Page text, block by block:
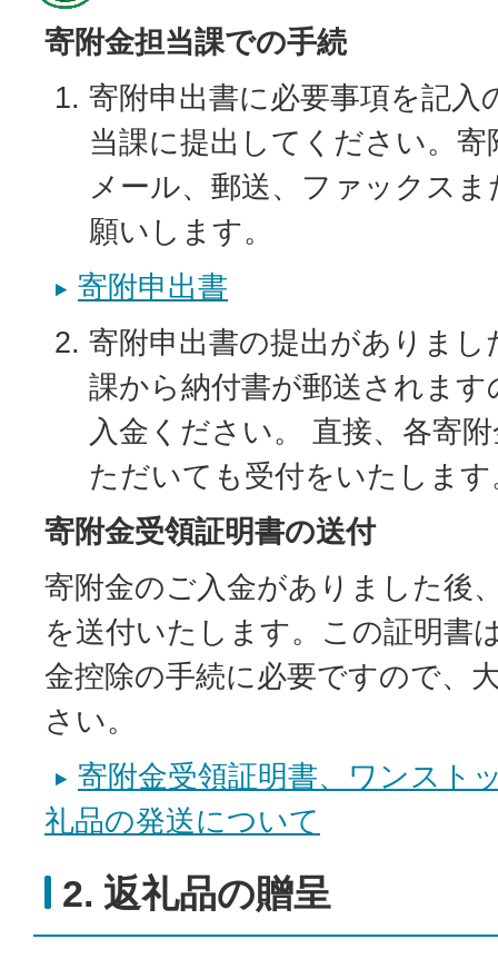
寄附金担当課での手続
寄附申出書に必要事項を記入
当課に提出してください。
メール、郵送、ファックス
願いします。
寄附申出書
寄附申出書の提出がありまし
課から納付書が郵送されま
入金ください。 直接、各寄
ただいても受付をいたします
寄附金受領証明書の送付
寄附金のご入金がありました後
を送付いたします。この証明書
金控除の手続に必要ですので、
さい。
寄附金受領証明書、ワンスト
礼品の発送について
2. 返礼品の贈呈